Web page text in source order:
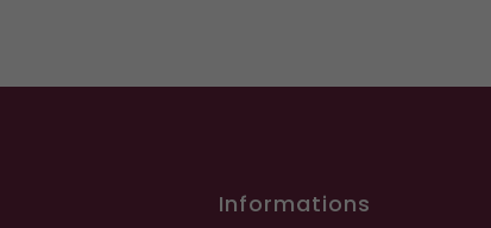
Informations